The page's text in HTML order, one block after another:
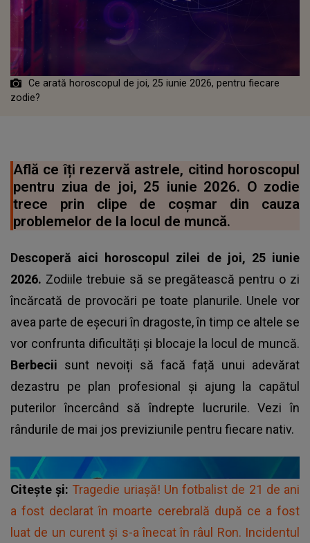
Ce arată horoscopul de joi, 25 iunie 2026, pentru fiecare
zodie?
Află ce îți rezervă astrele, citind horoscopul
pentru ziua de joi, 25 iunie 2026. O zodie
trece prin clipe de coșmar din cauza
problemelor de la locul de muncă.
Descoperă aici horoscopul zilei de joi, 25 iunie
2026. Zodiile trebuie să se pregătească pentru o zi
încărcată de provocări pe toate planurile. Unele vor
avea parte de eșecuri în dragoste, în timp ce altele se
vor confrunta dificultăți și blocaje la locul de muncă.
Berbecii sunt nevoiți să facă față unui adevărat
dezastru pe plan profesional și ajung la capătul
puterilor încercând să îndrepte lucrurile. Vezi în
rândurile de mai jos previziunile pentru fiecare nativ.
Citește și: Tragedie uriașă! Un fotbalist de 21 de ani
a fost declarat în moarte cerebrală după ce a fost
luat de un curent și s-a înecat în râul Ron. Incidentul